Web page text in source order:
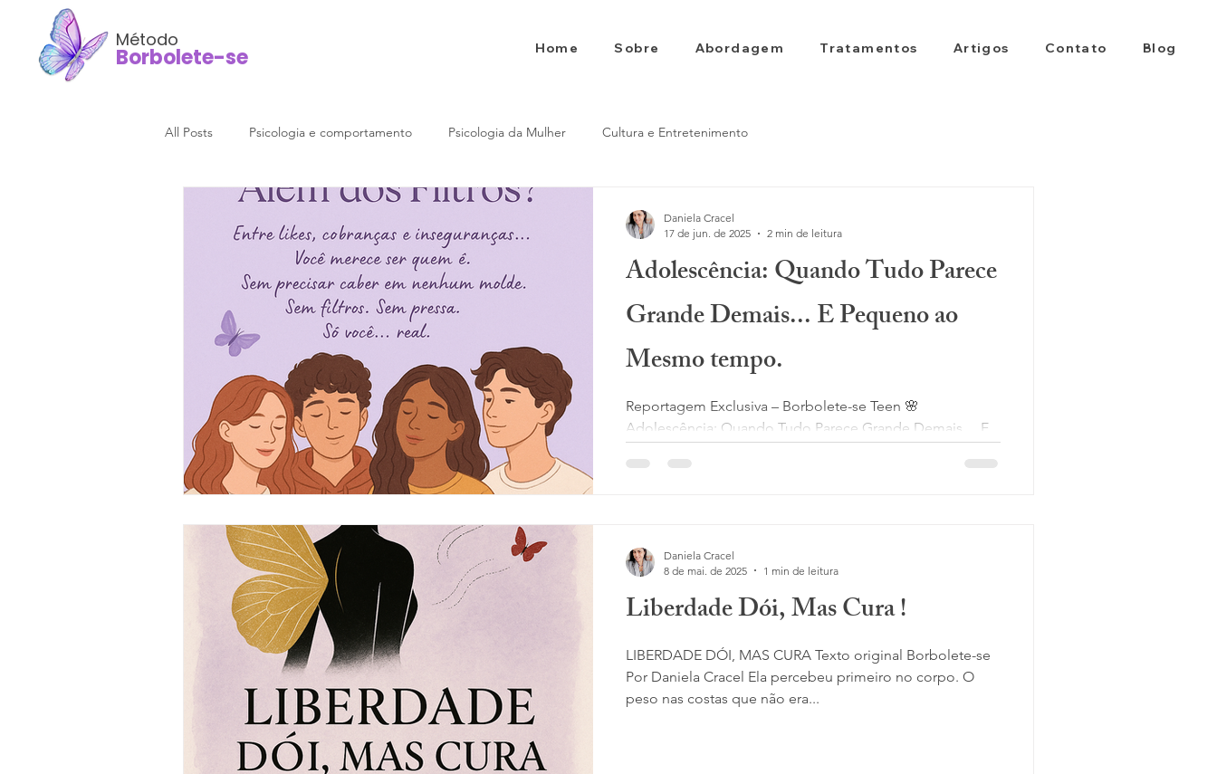
Método
Borbolete-se Home Sobre Abordagem Tratamentos Artigos Contato Blog
All Posts Psicologia e comportamento Psicologia da Mulher Cultura e Entretenimento
Adolescência: Quando Tudo Parece
Grande Demais... E Pequeno ao
Mesmo tempo.
Reportagem Exclusiva – Borbolete-se Teen 🌸
Adolescência: Quando Tudo Parece Grande Demais… E
Daniela Cracel
17 de jun. de 2025
2 min de leitura
Liberdade Dói, Mas Cura !
LIBERDADE DÓI, MAS CURA Texto original Borbolete-se
Por Daniela Cracel Ela percebeu primeiro no corpo. O
peso nas costas que não era...
Daniela Cracel
8 de mai. de 2025
1 min de leitura